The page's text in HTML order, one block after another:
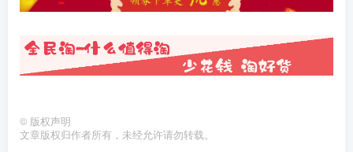
© 版权声明
文章版权归作者所有，未经允许请勿转载。